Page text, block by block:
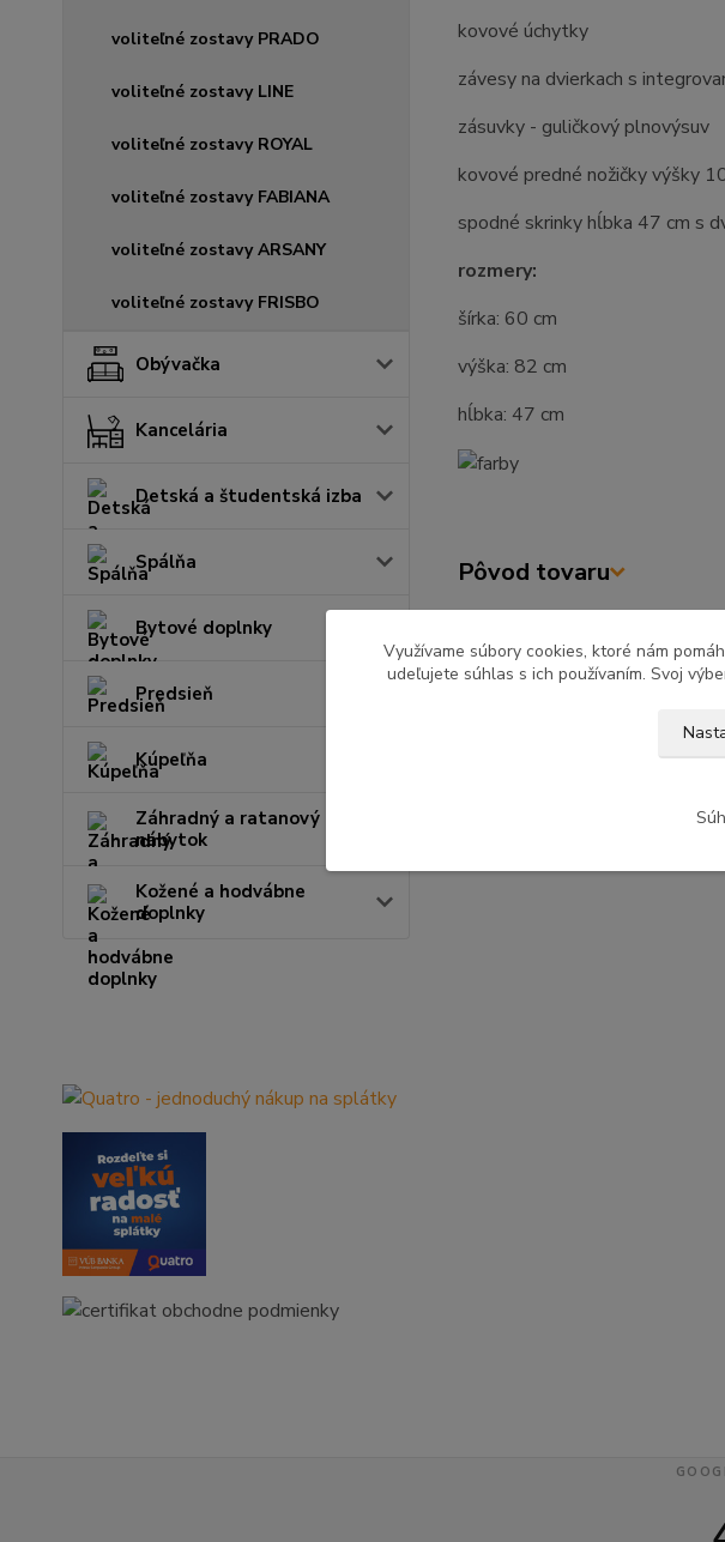
voliteľné zostavy PRADO
voliteľné zostavy LINE
voliteľné zostavy ROYAL
voliteľné zostavy FABIANA
voliteľné zostavy ARSANY
voliteľné zostavy FRISBO
Obývačka
Kancelária
Detská a študentská izba
Spálňa
Bytové doplnky
Predsieň
Kúpeľňa
Záhradný a ratanový
nábytok
Kožené a hodvábne
doplnky
kovové úchytky
závesy na dvierkach s
zásuvky - guličkový plnovýsuv
kovové predné nožičky výšky
spodné skrinky hĺbka 47 cm s
rozmery:
šírka: 60 cm
výška: 82 cm
hĺbka: 47 cm
Pôvod tovaru
Využívame súbory cookies, ktoré nám
udeľujete súhlas s ich používaním. Svoj